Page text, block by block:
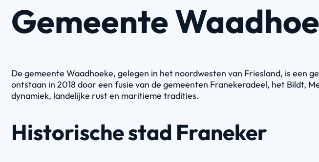
Gemeente
De gemeente Waadhoeke, gelegen in het noordwesten van Friesland, is een
ontstaan in 2018 door een fusie van de gemeenten Franekeradeel, het Bildt,
dynamiek, landelijke rust en maritieme tradities.
Historische stad Franeker